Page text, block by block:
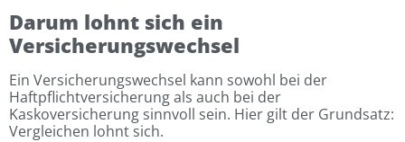
Darum lohnt sich ein
Versicherungswechsel
Ein Versicherungswechsel kann sowohl bei der
Haftpflichtversicherung als auch bei der
Kaskoversicherung sinnvoll sein. Hier gilt der Grundsatz:
Vergleichen lohnt sich.